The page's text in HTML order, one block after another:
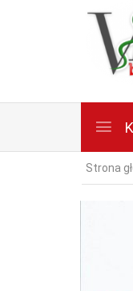
Strona